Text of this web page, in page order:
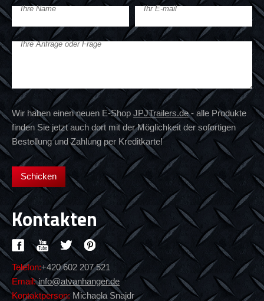
Ihre Name Ihr E-mail
Ihre Anfrage oder Frage
Wir haben einen neuen E-Shop JPJTrailers.de- alle Produkte
finden Sie jetzt auch dort mit der Möglichkeit der sofortigen
Bestellung und Zahlung per Kreditkarte!
Kontakten
Telefon:+420 602 207 521
Email: info@atvanhanger.de
Kontaktperson: Michaela Snajdr